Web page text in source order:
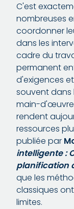
C'est
nombreuses
coordonner
dans les
cadre du
permanent
d'exigences
souvent dans
main-d'œuvre
rendent
ressources
publiée par
intelligente :
planification
que les
classiques
limites.